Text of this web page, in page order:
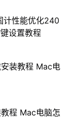
计性能优化240
设置教程
装教程 Mac电
程 Mac电脑怎